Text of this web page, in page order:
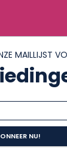
MAILLIJST